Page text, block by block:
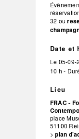
32 ou
Date et
Le 05-09-
10 h -
Lieu
FRAC -
place
51100
>plan